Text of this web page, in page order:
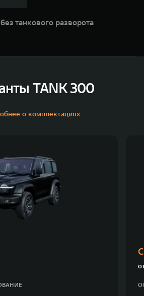
танкового разворота
TANK 300
о комплектациях